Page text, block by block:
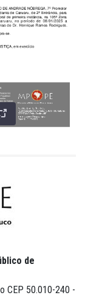
de
CEP 50.010-240 -